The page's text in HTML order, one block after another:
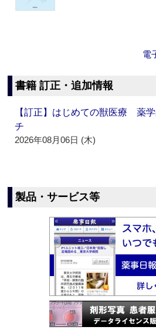
電
書籍 訂正・追加情報
【訂正】はじめての獣医療 薬
チ
2026年08月06日 (木)
製品・サービス等